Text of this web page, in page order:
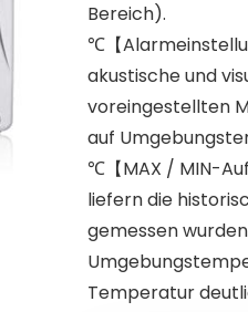
Bereich).
℃【
akustische und
voreingestellten
auf
℃【MAX / MIN-
liefern die
gemessen
Temperatur